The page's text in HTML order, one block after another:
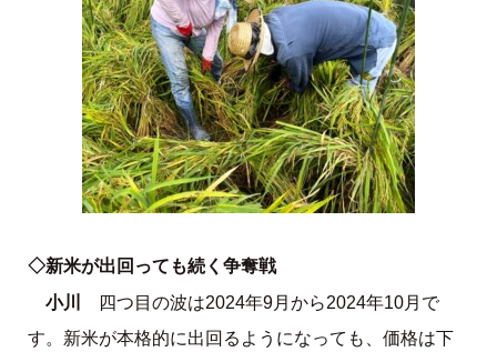
◇新米が出回っても続く争奪戦
小川
四つ目の波は2024年9月から2024年10月で
す。新米が本格的に出回るようになっても、価格は下